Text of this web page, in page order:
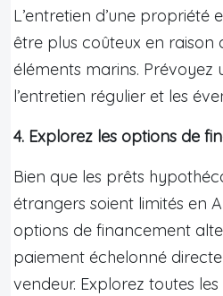
L’entretien d’une
être plus coûteux en raison
éléments marins. Prévoyez
l’entretien régulier et les
4. Explorez les options de
Bien que les prêts
étrangers soient limités en
options de financement
paiement échelonné
vendeur. Explorez toutes